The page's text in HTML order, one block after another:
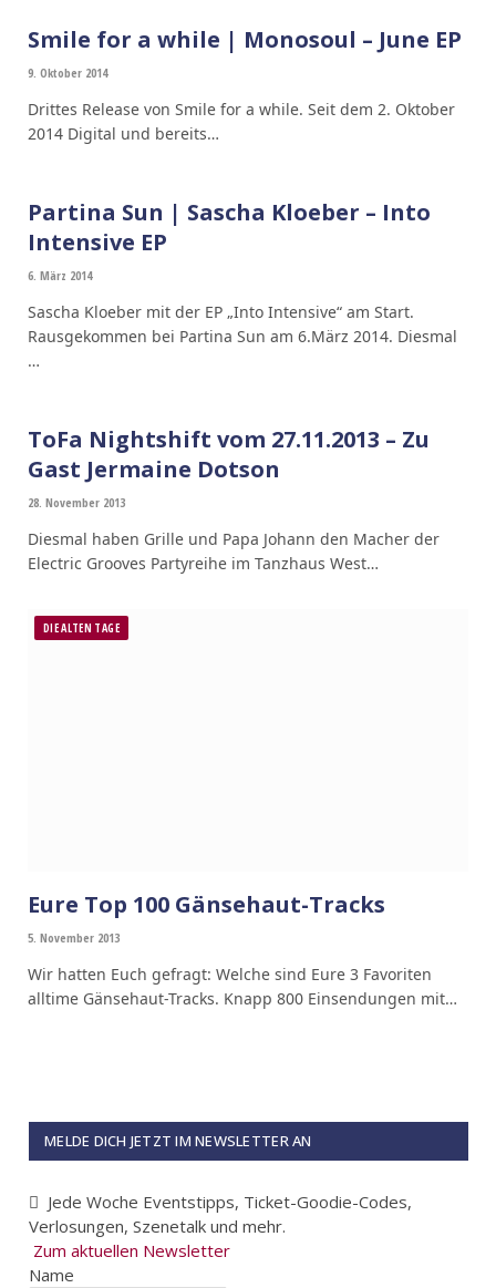
Smile for a while | Monosoul – June EP
9. Oktober 2014
Drittes Release von Smile for a while. Seit dem 2. Oktober
2014 Digital und bereits…
Partina Sun | Sascha Kloeber – Into
Intensive EP
6. März 2014
Sascha Kloeber mit der EP „Into Intensive“ am Start.
Rausgekommen bei Partina Sun am 6.März 2014. Diesmal
…
ToFa Nightshift vom 27.11.2013 – Zu
Gast Jermaine Dotson
28. November 2013
Diesmal haben Grille und Papa Johann den Macher der
Electric Grooves Partyreihe im Tanzhaus West…
DIE ALTEN TAGE
Eure Top 100 Gänsehaut-Tracks
5. November 2013
Wir hatten Euch gefragt: Welche sind Eure 3 Favoriten
alltime Gänsehaut-Tracks. Knapp 800 Einsendungen mit…
MELDE DICH JETZT IM NEWSLETTER AN
Jede Woche Eventstipps, Ticket-Goodie-Codes,
Verlosungen, Szenetalk und mehr.
Zum aktuellen Newsletter
Name